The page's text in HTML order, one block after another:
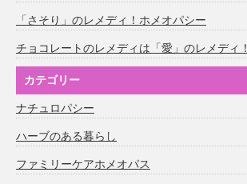
「さそり」のレメディ！ホメオパシー
チョコレートのレメディは「愛」のレメディ！
カテゴリー
ナチュロパシー
ハーブのある暮らし
ファミリーケアホメオパス